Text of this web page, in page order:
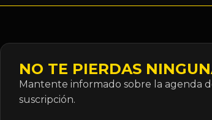
NO TE PIERDAS
Mantente informado sobre la agenda
suscripción.